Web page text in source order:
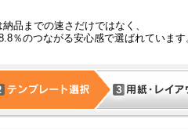
品までの速さだけではなく、
％のつながる安心感で選ばれています